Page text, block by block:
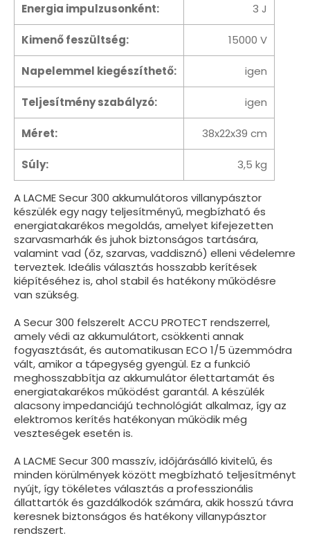
Energia impulzusonként: 3 J
Kimenő feszültség: 15000 V
Napelemmel kiegészíthető: igen
Teljesítmény szabályzó: igen
Méret: 38x22x39 cm
Súly: 3,5 kg
A LACME Secur 300 akkumulátoros villanypásztor
készülék egy nagy teljesítményű, megbízható és
energiatakarékos megoldás, amelyet kifejezetten
szarvasmarhák és juhok biztonságos tartására,
valamint vad (őz, szarvas, vaddisznó) elleni védelemre
terveztek. Ideális választás hosszabb kerítések
kiépítéséhez is, ahol stabil és hatékony működésre
van szükség.
A Secur 300 felszerelt ACCU PROTECT rendszerrel,
amely védi az akkumulátort, csökkenti annak
fogyasztását, és automatikusan ECO 1/5 üzemmódra
vált, amikor a tápegység gyengül. Ez a funkció
meghosszabbítja az akkumulátor élettartamát és
energiatakarékos működést garantál. A készülék
alacsony impedanciájú technológiát alkalmaz, így az
elektromos kerítés hatékonyan működik még
veszteségek esetén is.
A LACME Secur 300 masszív, időjárásálló kivitelű, és
minden körülmények között megbízható teljesítményt
nyújt, így tökéletes választás a professzionális
állattartók és gazdálkodók számára, akik hosszú távra
keresnek biztonságos és hatékony villanypásztor
rendszert.